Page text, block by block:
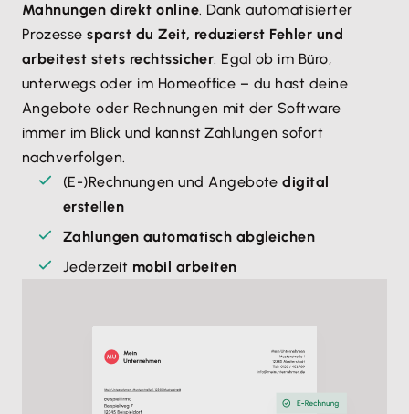
Mahnungen direkt online. Dank automatisierter
Prozessesparst du Zeit, reduzierst Fehler und
arbeitest stets rechtssicher. Egal ob im Büro,
unterwegs oder im Homeoffice – du hast deine
Angebote oder Rechnungen mit der Software
immer im Blick und kannst Zahlungen sofort
nachverfolgen.
(E-)Rechnungen und Angebotedigital
erstellen
Zahlungen automatisch abgleichen
Jederzeit mobil arbeiten